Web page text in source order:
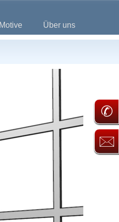
Motive Über uns
✆
🖂